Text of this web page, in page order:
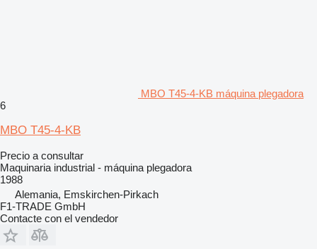
MBO T45-4-KB máquina plegadora
6
MBO T45-4-KB
Precio a consultar
Maquinaria industrial - máquina plegadora
1988
Alemania, Emskirchen-Pirkach
F1-TRADE GmbH
Contacte con el vendedor